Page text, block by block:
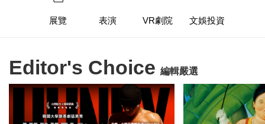
展覽 表演 VR劇院 文娛投資
Editor's Choice 編輯嚴選